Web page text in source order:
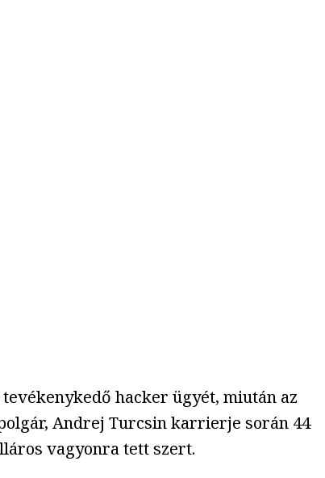
hacker ügyét, miután az
Andrej Turcsin karrierje során 44
vagyonra tett szert.